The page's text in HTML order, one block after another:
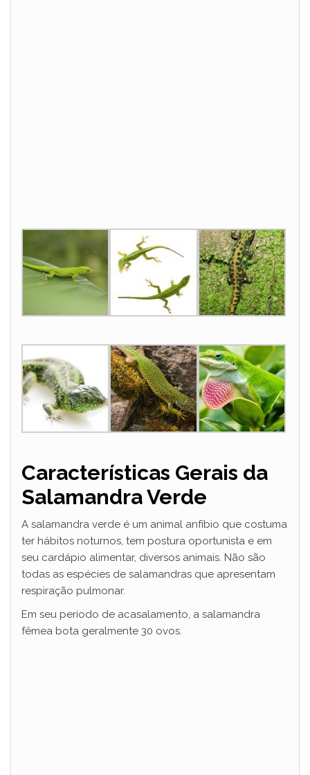
Características Gerais da
Salamandra Verde
A salamandra verde é um animal anfíbio que costuma
ter hábitos noturnos, tem postura oportunista e em
seu cardápio alimentar, diversos animais. Não são
todas as espécies de salamandras que apresentam
respiração pulmonar.
Em seu período de acasalamento, a salamandra
fêmea bota geralmente 30 ovos.